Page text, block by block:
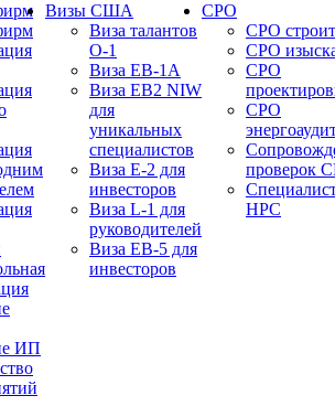
ИП
Визы США
Виза талантов
О-1
Виза EB-1A
Виза EB2 NIW
для
уникальных
специалистов
Виза E-2 для
инвесторов
Виза L-1 для
руководителей
Виза EB-5 для
инвесторов
СРО
СРО
СРО
СРО
СРО
проверок
НРС